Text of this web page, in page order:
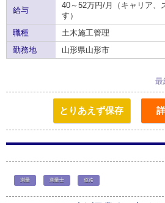
給与
40～52万円/月（キャリア、
す）
職種
土木施工管理
勤務地
山形県山形市
最
とりあえず保存
測量 測量士 道路